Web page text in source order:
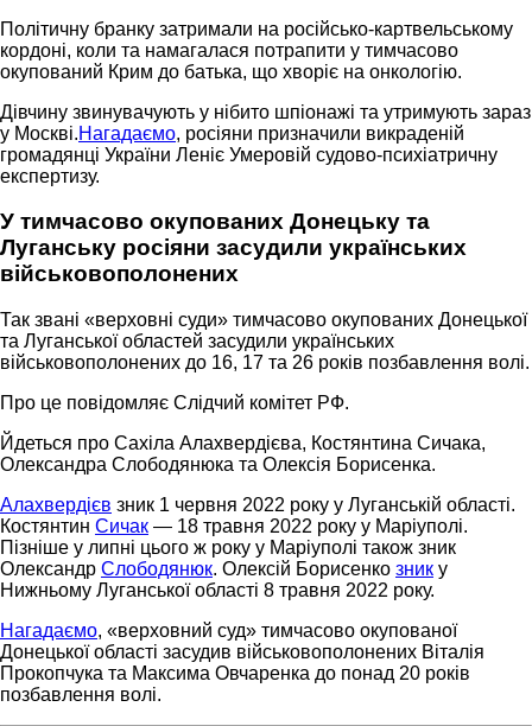
Політичну бранку затримали на російсько-картвельському
кордоні, коли та намагалася потрапити у тимчасово
окупований Крим до батька, що хворіє на онкологію.
Дівчину звинувачують у нібито шпіонажі та утримують зараз
у Москві.Нагадаємо, росіяни призначили викраденій
громадянці України Леніє Умеровій судово-психіатричну
експертизу.
У тимчасово окупованих Донецьку та
Луганську росіяни засудили українських
військовополонених
Так звані «верховні суди» тимчасово окупованих Донецької
та Луганської областей засудили українських
військовополонених до 16, 17 та 26 років позбавлення волі.
Про це повідомляє Слідчий комітет РФ.
Йдеться про Сахіла Алахвердієва, Костянтина Сичака,
Олександра Слободянюка та Олексія Борисенка.
Алахвердієв зник 1 червня 2022 року у Луганській області.
Костянтин Сичак — 18 травня 2022 року у Маріуполі.
Пізніше у липні цього ж року у Маріуполі також зник
Олександр Слободянюк. Олексій Борисенко зник у
Нижньому Луганської області 8 травня 2022 року.
Нагадаємо, «верховний суд» тимчасово окупованої
Донецької області засудив військовополонених Віталія
Прокопчука та Максима Овчаренка до понад 20 років
позбавлення волі.